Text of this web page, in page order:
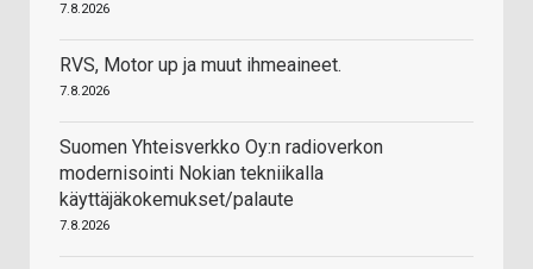
7.8.2026
RVS, Motor up ja muut ihmeaineet.
7.8.2026
Suomen Yhteisverkko Oy:n radioverkon
modernisointi Nokian tekniikalla
käyttäjäkokemukset/palaute
7.8.2026